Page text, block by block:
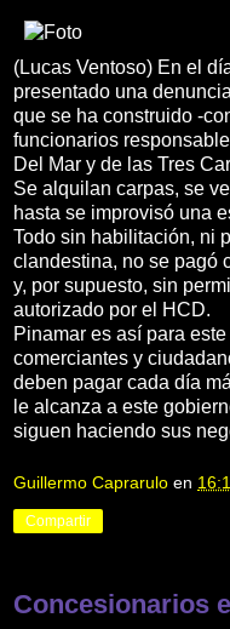
(Lucas Ventoso) En el
presentado una
que se ha construido -
funcionarios
Del Mar y de las Tres
Se alquilan carpas, se
hasta se improvisó una
Todo sin habilitación, ni
clandestina, no se pagó
y, por supuesto, sin
autorizado por el HCD.
Pinamar es así para
comerciantes y
deben pagar cada día
le alcanza a este
siguen haciendo sus
Guillermo Caprarulo en
Compartir
Concesionarios